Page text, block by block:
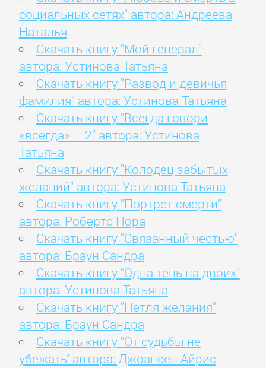
социальных сетях" автора: Андреева
Наталья
Скачать книгу "Мой генерал"
автора: Устинова Татьяна
Скачать книгу "Развод и девичья
фамилия" автора: Устинова Татьяна
Скачать книгу "Всегда говори
«всегда» – 2" автора: Устинова
Татьяна
Скачать книгу "Колодец забытых
желаний" автора: Устинова Татьяна
Скачать книгу "Портрет смерти"
автора: Робертс Нора
Скачать книгу "Связанный честью"
автора: Браун Сандра
Скачать книгу "Одна тень на двоих"
автора: Устинова Татьяна
Скачать книгу "Петля желания"
автора: Браун Сандра
Скачать книгу "От судьбы не
убежать" автора: Джоансен Айрис